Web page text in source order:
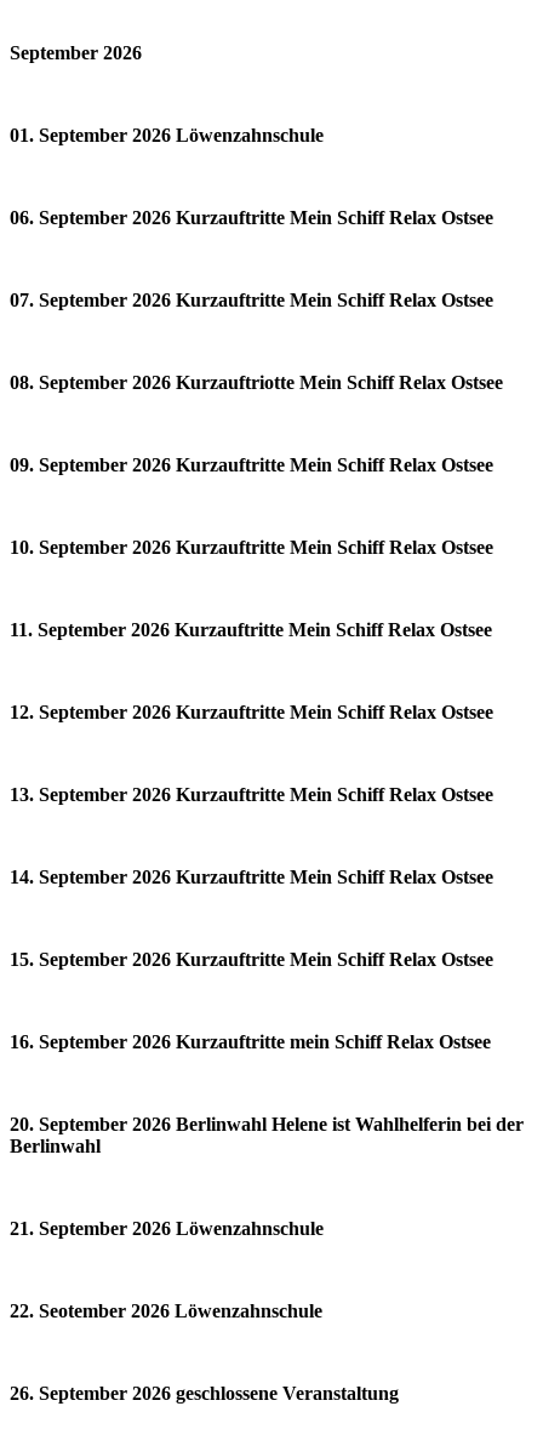
September 2026
01. September 2026 Löwenzahnschule
06. September 2026 Kurzauftritte Mein Schiff Relax Ostsee
07. September 2026 Kurzauftritte Mein Schiff Relax Ostsee
08. September 2026 Kurzauftriotte Mein Schiff Relax Ostsee
09. September 2026 Kurzauftritte Mein Schiff Relax Ostsee
10. September 2026 Kurzauftritte Mein Schiff Relax Ostsee
11. September 2026 Kurzauftritte Mein Schiff Relax Ostsee
12. September 2026 Kurzauftritte Mein Schiff Relax Ostsee
13. September 2026 Kurzauftritte Mein Schiff Relax Ostsee
14. September 2026 Kurzauftritte Mein Schiff Relax Ostsee
15. September 2026 Kurzauftritte Mein Schiff Relax Ostsee
16. September 2026 Kurzauftritte mein Schiff Relax Ostsee
20. September 2026 Berlinwahl Helene ist Wahlhelferin bei der
Berlinwahl
21. September 2026 Löwenzahnschule
22. Seotember 2026 Löwenzahnschule
26. September 2026 geschlossene Veranstaltung